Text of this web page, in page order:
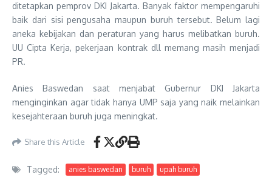
ditetapkan pemprov DKI Jakarta. Banyak faktor mempengaruhi
baik dari sisi pengusaha maupun buruh tersebut. Belum lagi
aneka kebijakan dan peraturan yang harus melibatkan buruh.
UU Cipta Kerja, pekerjaan kontrak dll memang masih menjadi
PR.
Anies Baswedan saat menjabat Gubernur DKI Jakarta
menginginkan agar tidak hanya UMP saja yang naik melainkan
kesejahteraan buruh juga meningkat.
Share this Article
Tagged: anies baswedan buruh upah buruh